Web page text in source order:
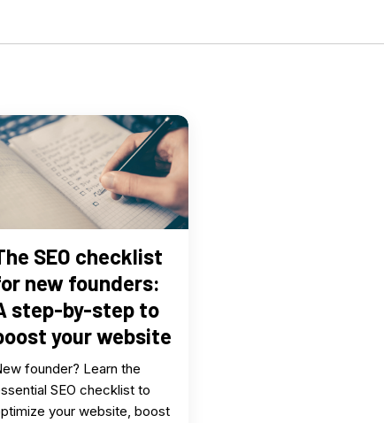
SEO checklist
new founders:
step-by-step to
your website
founder? Learn the
SEO checklist to
your website, boost